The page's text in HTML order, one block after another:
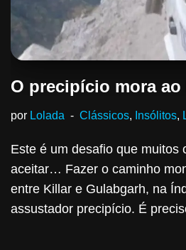
O precipício mora
por Lolada Clássicos, Insólitos,
Este é um desafio que muitos
aceitar… Fazer o caminho
entre Killar e Gulabgarh, na
assustador precipício. É